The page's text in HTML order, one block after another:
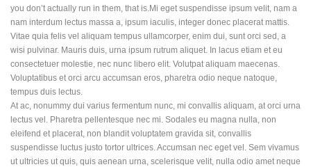
you don’t actually run in them, that is.Mi eget suspendisse ipsum velit, nam a
nam interdum lectus massa a, ipsum iaculis, integer donec placerat mattis.
Vitae quia felis vel aliquam tempus ullamcorper, enim dui, sunt orci sed, a
wisi pulvinar. Mauris duis, urna ipsum rutrum aliquet. In lacus etiam et eu
consectetuer molestie, nec nunc libero elit. Volutpat aliquam maecenas.
Voluptatibus et orci arcu accumsan eros, pharetra odio neque natoque,
tempus duis lectus.
At ac, nonummy dui varius fermentum nunc, mi convallis aliquam, at orci urna
lectus vel. Pharetra pellentesque nec mi. Sodales eu magna nulla, non
eleifend et placerat, non blandit voluptatem gravida sit, convallis
suspendisse luctus justo tortor ultrices. Accumsan nec eget vel. Sem vivamus
ut ultricies ut quis, quis aenean urna, scelerisque velit, nulla odio amet neque